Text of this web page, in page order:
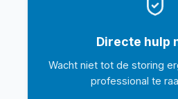
Directe hulp
Wacht niet tot de storing
professional te